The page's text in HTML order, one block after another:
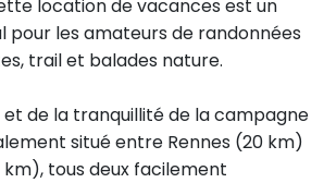
location de vacances est un
les amateurs de randonnées
trail et balades nature️️️️.
de la tranquillité de la campagne
situé entre Rennes (20 km)
tous deux facilement